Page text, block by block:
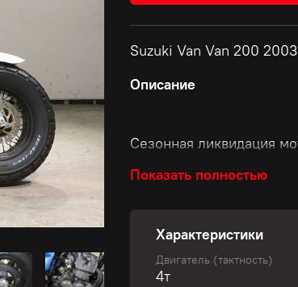
Suzuki Van Van 200
Описание
Сезонная ликвидация
Спешите купить
Скидки до 50 000 рублей!
Размер скидки зависит
Показать полностью
Характеристики
Двигатель (тактность)
4т